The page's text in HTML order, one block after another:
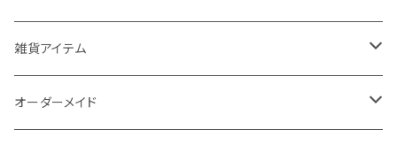
チョーカー
ショルダーネックレス
ゆれない
お花
ふつう
ウェディング ヘッドドレス
ヘアアクセその他
50センチ
60センチ
チャーム ピアス
ピアス チャーム パーツ
雑貨アイテム
ブローチ
オーダーメイド